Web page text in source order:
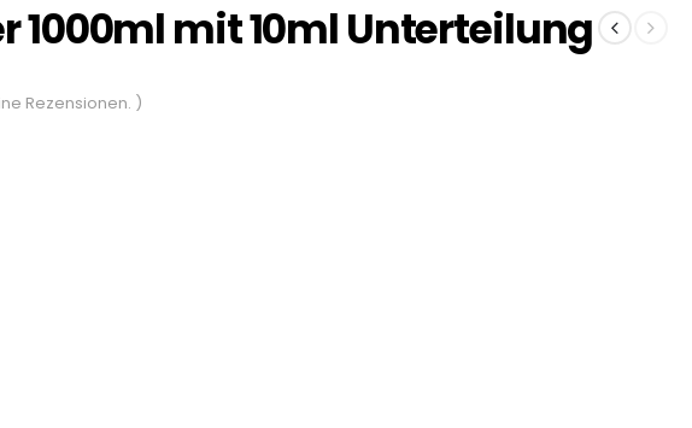
1000ml mit 10ml Unterteilung
Rezensionen. )